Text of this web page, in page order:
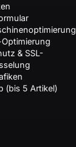
& SSL-
(bis 5 Artikel)